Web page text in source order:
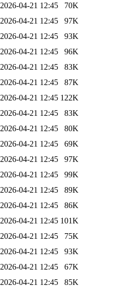
2026-04-21 12:45
70K
2026-04-21 12:45
97K
2026-04-21 12:45
93K
2026-04-21 12:45
96K
2026-04-21 12:45
83K
2026-04-21 12:45
87K
2026-04-21 12:45 122K
2026-04-21 12:45
83K
2026-04-21 12:45
80K
2026-04-21 12:45
69K
2026-04-21 12:45
97K
2026-04-21 12:45
99K
2026-04-21 12:45
89K
2026-04-21 12:45
86K
2026-04-21 12:45 101K
2026-04-21 12:45
75K
2026-04-21 12:45
93K
2026-04-21 12:45
67K
2026-04-21 12:45
85K